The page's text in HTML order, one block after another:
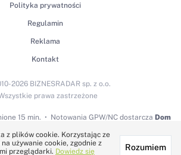
Polityka prywatności
Regulamin
Reklama
Kontakt
15 min. Notowania GPW/NC dostarcza Dom
2026 BIZNESRADAR sp. z o.o.
prawa zastrzeżone
dostarcza:
z plików cookie. Korzystając ze
używanie cookie, zgodnie z
przeglądarki. Dowiedz się Rozumiem